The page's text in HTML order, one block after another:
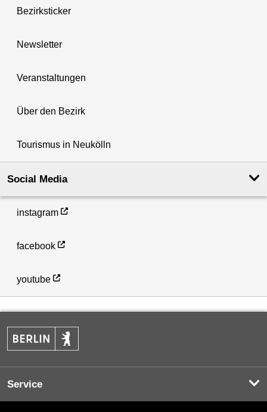
Bezirksticker
Newsletter
Veranstaltungen
Über den Bezirk
Tourismus in Neukölln
Social Media
instagram
facebook
youtube
Service